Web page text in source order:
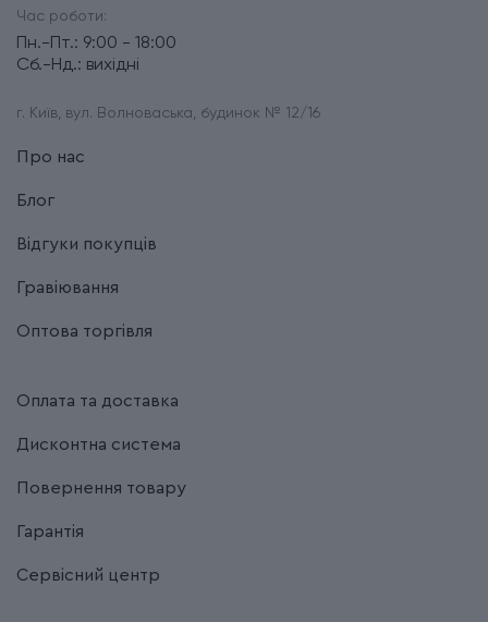
Час роботи:
Пн.-Пт.: 9:00 - 18:00
Сб.-Нд.: вихідні
г. Київ, вул. Волноваська, будинок № 12/16
Про нас
Блог
Відгуки покупців
Гравіювання
Оптова торгівля
Оплата та доставка
Дисконтна система
Повернення товару
Гарантія
Сервісний центр